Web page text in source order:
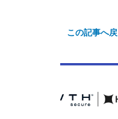
この記事へ